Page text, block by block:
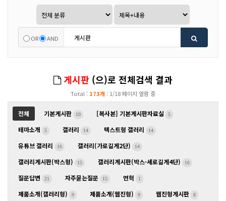
OR AND
게시판 (으)로 전체검색 결과
Total : 173개 : 1/18 페이지 열람 중
전체 기본게시판 10 [복사본] 기본게시판자료실 5
테마소개 5 갤러리 14 텍스트형 갤러리 14
유튜브 갤러리 16 갤러리(가로길게2단) 14
갤러리게시판(박스형) 15 갤러리게시판(박스-세로길게4단) 16
질문답변 21 자주묻는질문 15 연혁 1
제품소개(갤러리형) 9 제품소개(웹진형) 9 웹진형게시판 8